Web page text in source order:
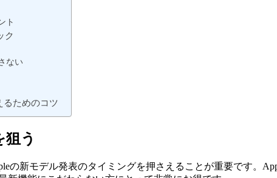
ト
ク
ない
るためのコツ
狙う
の新モデル発表のタイミングを押さえることが重要です。